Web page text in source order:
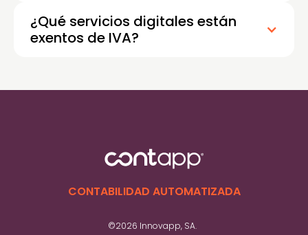
¿Qué servicios digitales están
exentos de IVA?
CONTABILIDAD AUTOMATIZADA
©2026 Innovapp, SA.